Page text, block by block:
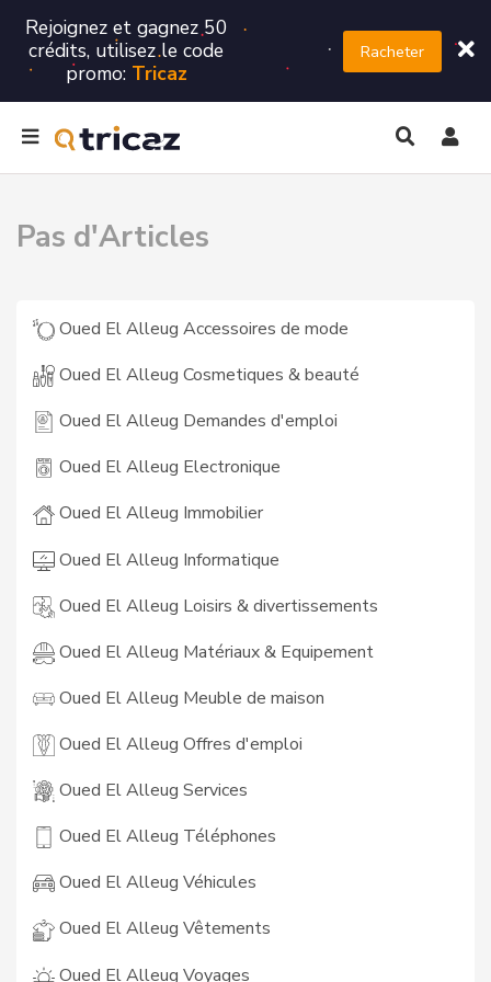
Rejoignez et gagnez 50
crédits, utilisez le code
promo: Tricaz
Racheter
Pas d'Articles
Oued El Alleug Accessoires de mode
Oued El Alleug Cosmetiques & beauté
Oued El Alleug Demandes d'emploi
Oued El Alleug Electronique
Oued El Alleug Immobilier
Oued El Alleug Informatique
Oued El Alleug Loisirs & divertissements
Oued El Alleug Matériaux & Equipement
Oued El Alleug Meuble de maison
Oued El Alleug Offres d'emploi
Oued El Alleug Services
Oued El Alleug Téléphones
Oued El Alleug Véhicules
Oued El Alleug Vêtements
Oued El Alleug Voyages